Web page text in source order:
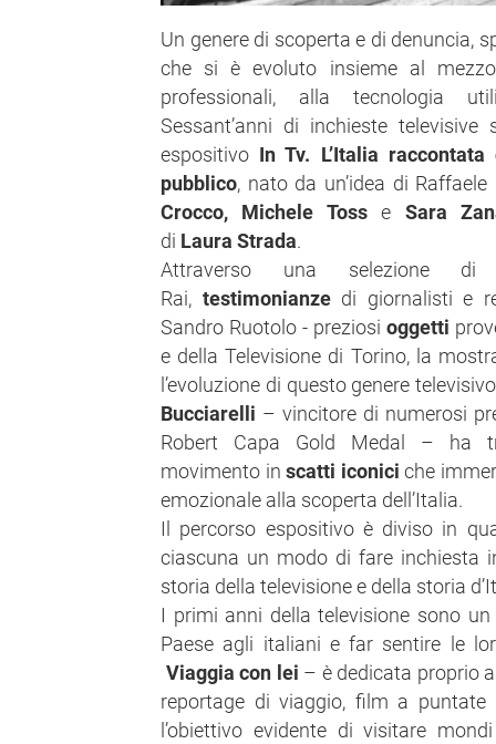
Un genere di scoperta e di denuncia,
che si è evoluto insieme al
professionali, alla tecnologia
Sessant’anni di inchieste
espositivo In Tv. L’Italia
pubblico, nato da un’idea di
Crocco, Michele Tosse Sara
di Laura Strada.
Attraverso una selezione
Rai, testimonianzedi giornalisti e
Sandro Ruotolo - preziosi oggetti
e della Televisione di Torino, la
l’evoluzione di questo genere
Bucciarelli – vincitore di numerosi
Robert Capa Gold Medal – ha
movimento inscatti iconici che
emozionale alla scoperta dell’Italia.
Il percorso espositivo è diviso in
ciascuna un modo di fare inchiesta
storia della televisione e della storia
I primi anni della televisione sono
Paese agli italiani e far sentire le
Viaggia con lei – è dedicata proprio
reportage di viaggio, film a puntate
l’obiettivo evidente di visitare